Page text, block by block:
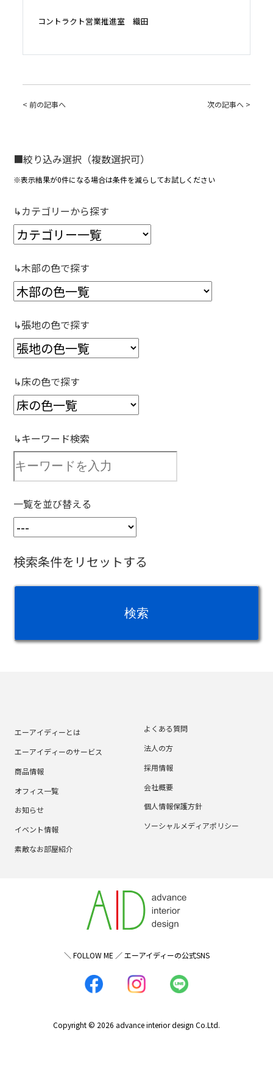
コントラクト営業推進室 織田
< 前の記事へ 次の記事へ >
■絞り込み選択（複数選択可）
※表示結果が0件になる場合は条件を減らしてお試しください
↳カテゴリーから探す
↳木部の色で探す
↳張地の色で探す
↳床の色で探す
↳キーワード検索
一覧を並び替える
検索条件をリセットする
エーアイディーとは
エーアイディーのサービス
商品情報
オフィス一覧
お知らせ
イベント情報
素敵なお部屋紹介
よくある質問
法人の方
採用情報
会社概要
個人情報保護方針
ソーシャルメディアポリシー
＼ FOLLOW ME ／ エーアイディーの公式SNS
Copyright © 2026 advance interior design Co.Ltd.